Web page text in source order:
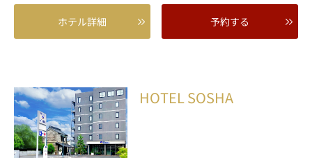
ホテル詳細 予約する
HOTEL SOSHA